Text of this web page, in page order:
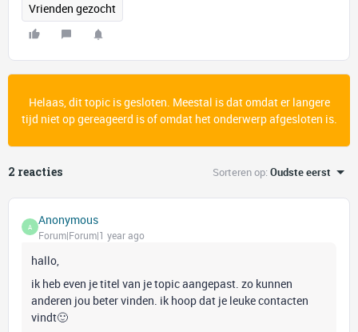
Vrienden gezocht
Helaas, dit topic is gesloten. Meestal is dat omdat er langere
tijd niet op gereageerd is of omdat het onderwerp afgesloten is.
2 reacties Sorteren op:Oudste eerst
A Anonymous
Forum|Forum|1 year ago
hallo,
ik heb even je titel van je topic aangepast. zo kunnen
anderen jou beter vinden. ik hoop dat je leuke contacten
vindt🙂